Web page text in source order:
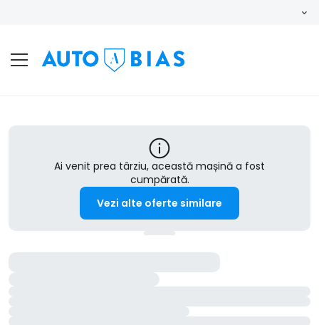
Ai venit prea târziu, această mașină a fost
cumpărată.
Vezi alte oferte similare